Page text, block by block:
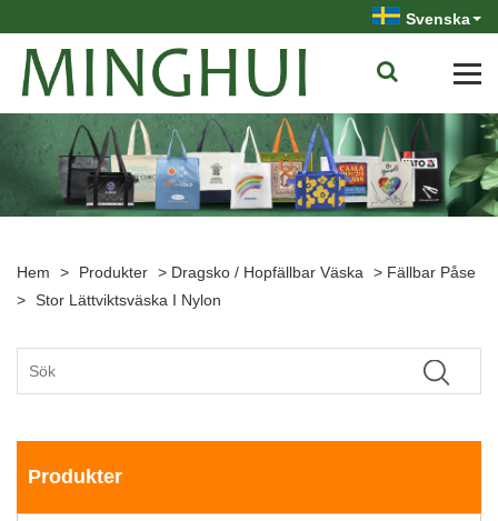
Svenska
Hem > Produkter > Dragsko / Hopfällbar Väska > Fällbar Påse
> Stor Lättviktsväska I Nylon
Produkter